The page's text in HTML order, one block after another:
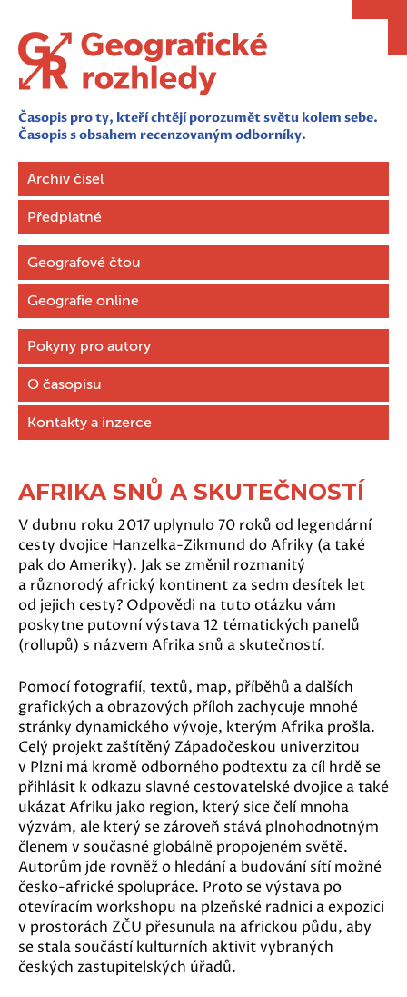
Časopis pro ty, kteří chtějí porozumět světu kolem sebe.
Časopis s obsahem recenzovaným odborníky.
Archiv čísel
Předplatné
Geografové čtou
Geografie online
Pokyny pro autory
O časopisu
Kontakty a inzerce
AFRIKA SNŮ A SKUTEČNOSTÍ
V dubnu roku 2017 uplynulo 70 roků od legendární
cesty dvojice Hanzelka-Zikmund do Afriky (a také
pak do Ameriky). Jak se změnil rozmanitý
a různorodý africký kontinent za sedm desítek let
od jejich cesty? Odpovědi na tuto otázku vám
poskytne putovní výstava 12 tématických panelů
(rollupů) s názvem Afrika snů a skutečností.
Pomocí fotografií, textů, map, příběhů a dalších
grafických a obrazových příloh zachycuje mnohé
stránky dynamického vývoje, kterým Afrika prošla.
Celý projekt zaštítěný Západočeskou univerzitou
v Plzni má kromě odborného podtextu za cíl hrdě se
přihlásit k odkazu slavné cestovatelské dvojice a také
ukázat Afriku jako region, který sice čelí mnoha
výzvám, ale který se zároveň stává plnohodnotným
členem v současné globálně propojeném světě.
Autorům jde rovněž o hledání a budování sítí možné
česko-africké spolupráce. Proto se výstava po
otevíracím workshopu na plzeňské radnici a expozici
v prostorách ZČU přesunula na africkou půdu, aby
se stala součástí kulturních aktivit vybraných
českých zastupitelských úřadů.